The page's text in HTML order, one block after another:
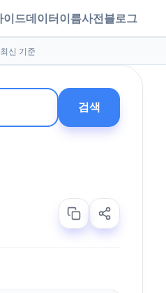
이드데이터이름사전블로그
신 기준
검색